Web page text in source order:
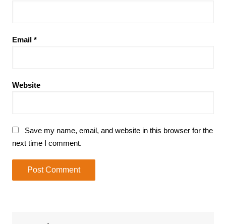
Email *
Website
Save my name, email, and website in this browser for the
next time I comment.